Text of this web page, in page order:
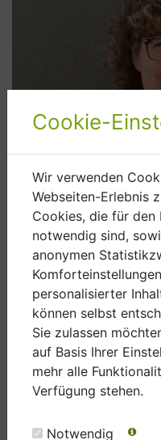
Iris Meier
Verwaltungsangestellte
Zimmer:227
08083 90701720
Cookie-
Wir verwenden
Webseiten-Erlebnis
Cookies, die für den
notwendig sind,
anonymen
personalisierter
können selbst
Sie zulassen
auf Basis Ihrer
mehr alle
Verfügung stehen.
Notwendig